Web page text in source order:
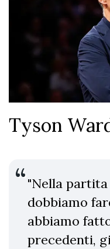
Tyson
"Nella
dobbiamo
abbiamo
precedenti,